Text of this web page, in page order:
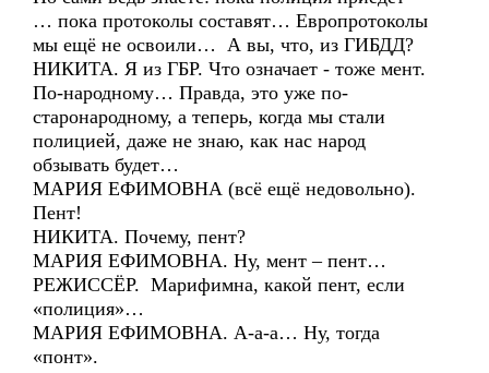
… пока протоколы составят… Европротоколы
мы ещё не освоили… А вы, что, из ГИБДД?
НИКИТА. Я из ГБР. Что означает - тоже мент.
По-народному… Правда, это уже по-
старонародному, а теперь, когда мы стали
полицией, даже не знаю, как нас народ
обзывать будет…
МАРИЯ ЕФИМОВНА (всё ещё недовольно).
Пент!
НИКИТА. Почему, пент?
МАРИЯ ЕФИМОВНА. Ну, мент – пент…
РЕЖИССЁР. Марифимна, какой пент, если
«полиция»…
МАРИЯ ЕФИМОВНА. А-а-а… Ну, тогда
«понт».